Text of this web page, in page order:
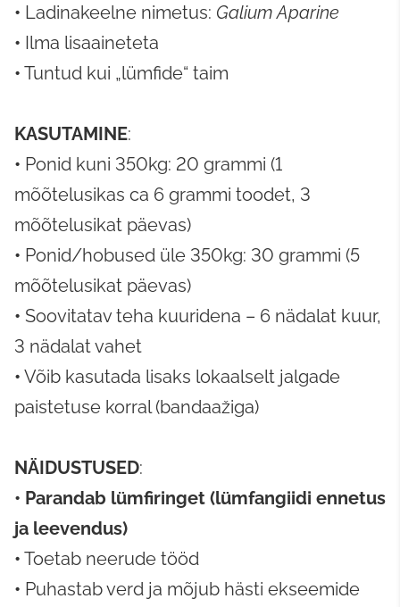
• Ladinakeelne nimetus: Galium Aparine
• Ilma lisaaineteta
• Tuntud kui „lümfide“ taim
KASUTAMINE:
• Ponid kuni 350kg: 20 grammi (1
mõõtelusikas ca 6 grammi toodet, 3
mõõtelusikat päevas)
• Ponid/hobused üle 350kg: 30 grammi (5
mõõtelusikat päevas)
• Soovitatav teha kuuridena – 6 nädalat kuur,
3 nädalat vahet
• Võib kasutada lisaks lokaalselt jalgade
paistetuse korral (bandaažiga)
NÄIDUSTUSED:
• Parandab lümfiringet (lümfangiidi ennetus
ja leevendus)
• Toetab neerude tööd
• Puhastab verd ja mõjub hästi ekseemide